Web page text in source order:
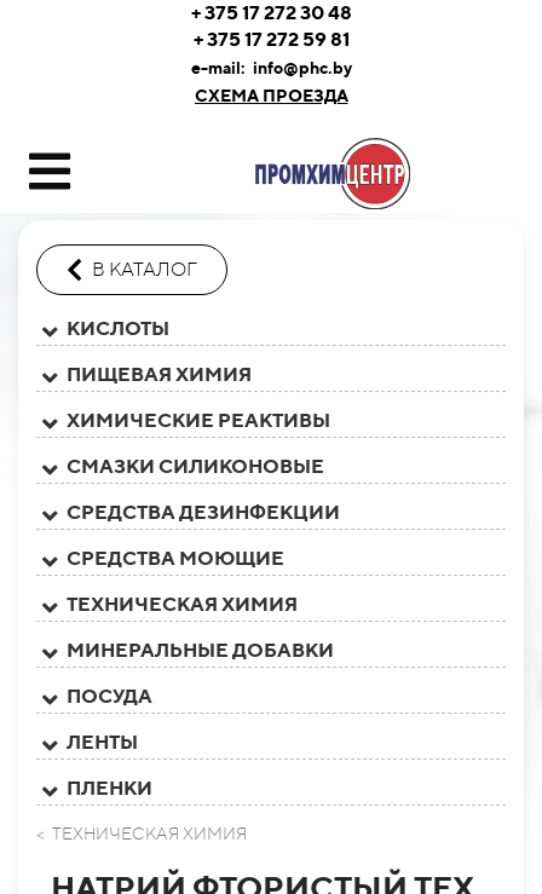
+ 375 17 272 30 48
+ 375 17 272 59 81
e-mail: info@phc.by
СХЕМА ПРОЕЗДА
В КАТАЛОГ
КИСЛОТЫ
ПИЩЕВАЯ ХИМИЯ
ХИМИЧЕСКИЕ РЕАКТИВЫ
СМАЗКИ СИЛИКОНОВЫЕ
СРЕДСТВА ДЕЗИНФЕКЦИИ
СРЕДСТВА МОЮЩИЕ
ТЕХНИЧЕСКАЯ ХИМИЯ
МИНЕРАЛЬНЫЕ ДОБАВКИ
ПОСУДА
ЛЕНТЫ
ПЛЕНКИ
< ТЕХНИЧЕСКАЯ ХИМИЯ